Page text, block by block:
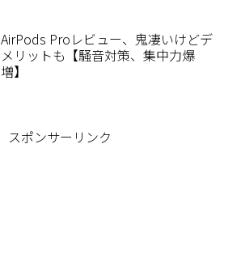
AirPods Proレビュー、鬼凄いけどデ
メリットも【騒音対策、集中力爆
増】
スポンサーリンク